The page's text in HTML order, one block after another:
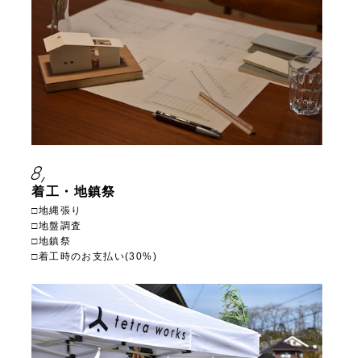
8,
着工・地鎮祭
□地縄張り
□地盤調査
□地鎮祭
□着工時のお支払い(30%)